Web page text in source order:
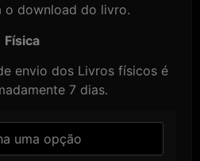
o download do livro.
Física
envio dos Livros físicos é
7 dias.